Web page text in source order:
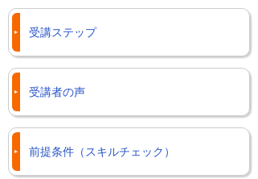
受講ステップ
受講者の声
前提条件（スキルチェック）